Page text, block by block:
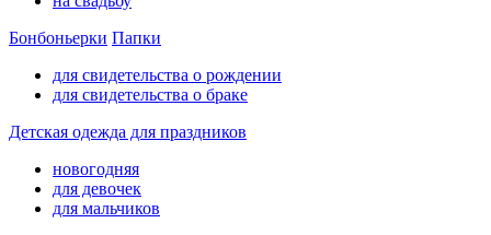
Бонбоньерки Папки
для свидетельства о рождении
для свидетельства о браке
Детская одежда для праздников
новогодняя
для девочек
для мальчиков